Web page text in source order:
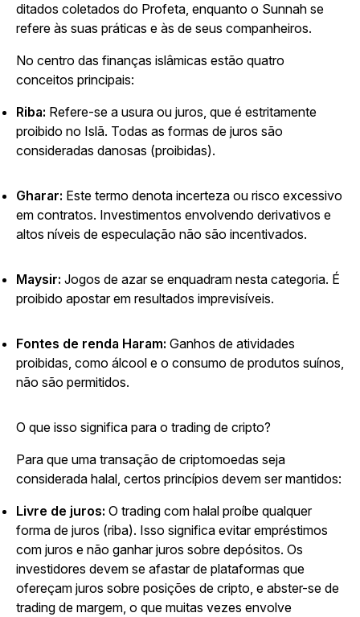
ditados coletados do Profeta, enquanto o Sunnah se
refere às suas práticas e às de seus companheiros.
No centro das finanças islâmicas estão quatro
conceitos principais:
Riba: Refere-se a usura ou juros, que é estritamente
proibido no Islã. Todas as formas de juros são
consideradas danosas (proibidas).
Gharar: Este termo denota incerteza ou risco excessivo
em contratos. Investimentos envolvendo derivativos e
altos níveis de especulação não são incentivados.
Maysir: Jogos de azar se enquadram nesta categoria. É
proibido apostar em resultados imprevisíveis.
Fontes de renda Haram: Ganhos de atividades
proibidas, como álcool e o consumo de produtos suínos,
não são permitidos.
O que isso significa para o trading de cripto?
Para que uma transação de criptomoedas seja
considerada halal, certos princípios devem ser mantidos:
Livre de juros: O trading com halal proíbe qualquer
forma de juros (riba). Isso significa evitar empréstimos
com juros e não ganhar juros sobre depósitos. Os
investidores devem se afastar de plataformas que
ofereçam juros sobre posições de cripto, e abster-se de
trading de margem, o que muitas vezes envolve